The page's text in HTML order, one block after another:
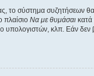
το σύστημα συζητήσεων
πλαίσιο Να με θυμάσαι κατά
κλπ. Εάν δεν